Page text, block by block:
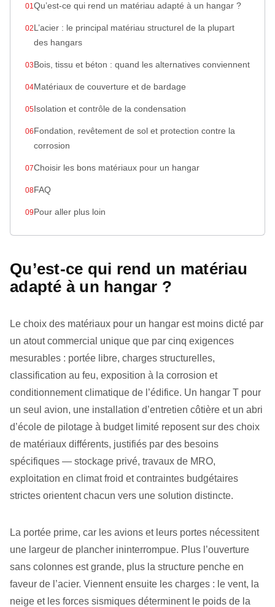
Qu’est-ce qui rend un matériau adapté à un hangar ?
L’acier : le principal matériau structurel de la plupart
des hangars
Bois, tissu et béton : quand les alternatives conviennent
Matériaux de couverture et de bardage
Isolation et contrôle de la condensation
Fondation, revêtement de sol et protection contre la
corrosion
Choisir les bons matériaux pour un hangar
FAQ
Pour aller plus loin
Qu’est-ce qui rend un matériau
adapté à un hangar ?
Le choix des matériaux pour un hangar est moins dicté par
un atout commercial unique que par cinq exigences
mesurables : portée libre, charges structurelles,
classification au feu, exposition à la corrosion et
conditionnement climatique de l’édifice. Un hangar T pour
un seul avion, une installation d’entretien côtière et un abri
d’école de pilotage à budget limité reposent sur des choix
de matériaux différents, justifiés par des besoins
spécifiques — stockage privé, travaux de MRO,
exploitation en climat froid et contraintes budgétaires
strictes orientent chacun vers une solution distincte.
La portée prime, car les avions et leurs portes nécessitent
une largeur de plancher ininterrompue. Plus l’ouverture
sans colonnes est grande, plus la structure penche en
faveur de l’acier. Viennent ensuite les charges : le vent, la
neige et les forces sismiques déterminent le poids de la